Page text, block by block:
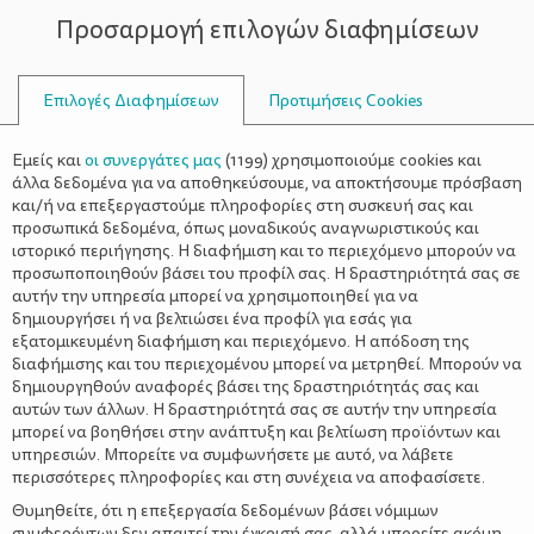
ΣΥΜΒΟΥΛΟΙ
ΟΙΚΟΓΈΝΕΙΑ>ΟΙΚΟΓΕΝΕΙΑΚΈΣ ΔΡΑΣΤΗΡΙΌΤΗΤΕΣ
Ψηφιακή παράσταση “Polaris. Το
διαστημικό υποβρύχιο και το
μυστήριο της Πολικής νύχτας”
Προσαρμογή επιλογών διαφημίσεων
Επιλογές Διαφημίσεων Προτιμήσεις Cookies
Εμείς καιοι συνεργάτες μας (1199) χρησιμοποιούμε cookies και
άλλα δεδομένα για να αποθηκεύσουμε, να αποκτήσουμε πρόσβαση
και/ή να επεξεργαστούμε πληροφορίες στη συσκευή σας και
προσωπικά δεδομένα, όπως μοναδικούς αναγνωριστικούς και
ιστορικό περιήγησης. Η διαφήμιση και το περιεχόμενο μπορούν να
προσωποποιηθούν βάσει του προφίλ σας. Η δραστηριότητά σας σε
αυτήν την υπηρεσία μπορεί να χρησιμοποιηθεί για να
δημιουργήσει ή να βελτιώσει ένα προφίλ για εσάς για
εξατομικευμένη διαφήμιση και περιεχόμενο. Η απόδοση της
διαφήμισης και του περιεχομένου μπορεί να μετρηθεί. Μπορούν να
δημιουργηθούν αναφορές βάσει της δραστηριότητάς σας και
αυτών των άλλων. Η δραστηριότητά σας σε αυτήν την υπηρεσία
μπορεί να βοηθήσει στην ανάπτυξη και βελτίωση προϊόντων και
υπηρεσιών. Μπορείτε να συμφωνήσετε με αυτό, να λάβετε
περισσότερες πληροφορίες και στη συνέχεια να αποφασίσετε.
Θυμηθείτε, ότι η επεξεργασία δεδομένων βάσει νόμιμων